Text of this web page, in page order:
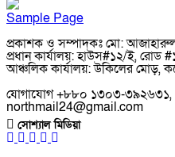
Sample Page
প্রকাশক ও সম্পাদকঃ মো:
প্রধান কার্যালয়: হাউস#১২/ই, রোড
আঞ্চলিক কার্যালয়: উকিলের মোড়,
যোগাযোগ +৮৮০ ১৩০৩-
northmail24@gmail.com
সোশ্যাল মিডিয়া